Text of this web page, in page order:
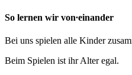
So lernen wir von∙einander
Bei uns spielen alle Kinder
Beim Spielen ist ihr Alter egal.